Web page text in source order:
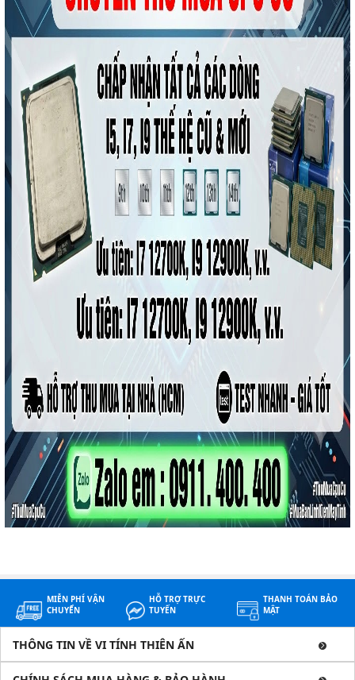
MIỄN PHÍ VẬN
CHUYỂN
HỖ TRỢ TRỰC
TUYẾN
THANH TOÁN BẢO
MẬT
THÔNG TIN VỀ VI TÍNH THIÊN ẤN